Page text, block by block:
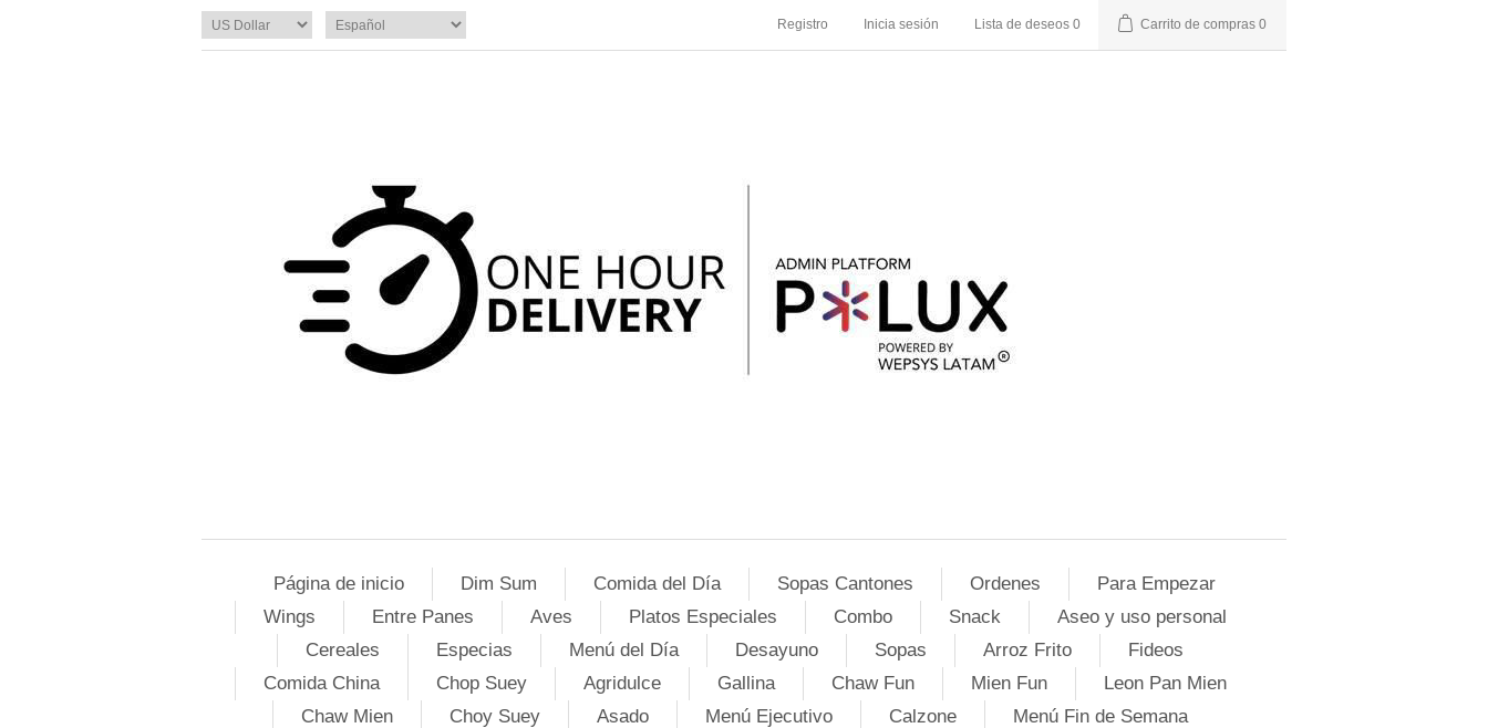
Registro Inicia sesión Lista de deseos 0 Carrito de compras 0
Página de inicio Dim Sum Comida del Día Sopas Cantones Ordenes
Para Empezar
Wings
Entre Panes Aves Platos Especiales Combo Snack
Aseo y uso personal
Cereales
Especias Menú del Día Desayuno Sopas Arroz Frito
Fideos
Comida China
Chop Suey Agridulce Gallina Chaw Fun Mien Fun
Leon Pan Mien
Chaw Mien
Choy Suey Asado Menú Ejecutivo Calzone
Menú Fin de Semana